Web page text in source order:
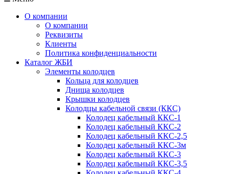
О компании
О компании
Реквизиты
Клиенты
Политика конфиденциальности
Каталог ЖБИ
Элементы колодцев
Кольца для колодцев
Днища колодцев
Крышки колодцев
Колодцы кабельной связи (ККС)
Колодец кабельный ККС-1
Колодец кабельный ККС-2
Колодец кабельный ККС-2,5
Колодец кабельный ККС-3м
Колодец кабельный ККС-3
Колодец кабельный ККС-3,5